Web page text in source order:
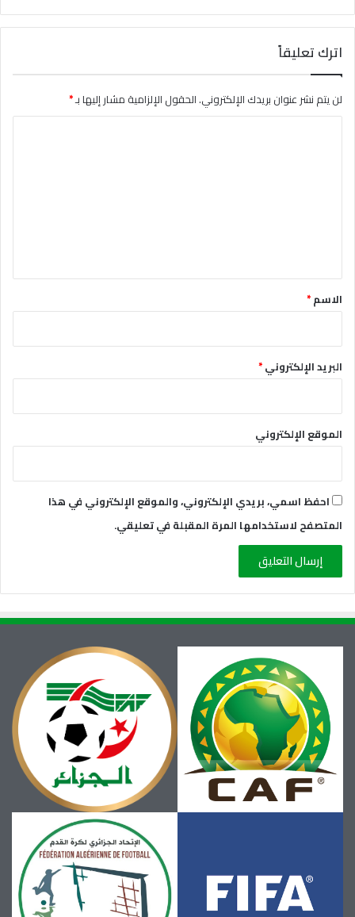
اترك تعليقاً
لن يتم نشر عنوان بريدك الإلكتروني.الحقول الإلزامية مشار إليها بـ*
*الاسم*
البريد الإلكتروني*
الموقع الإلكتروني
احفظ اسمي، بريدي الإلكتروني، والموقع الإلكتروني في هذا
المتصفح لاستخدامها المرة المقبلة في تعليقي.